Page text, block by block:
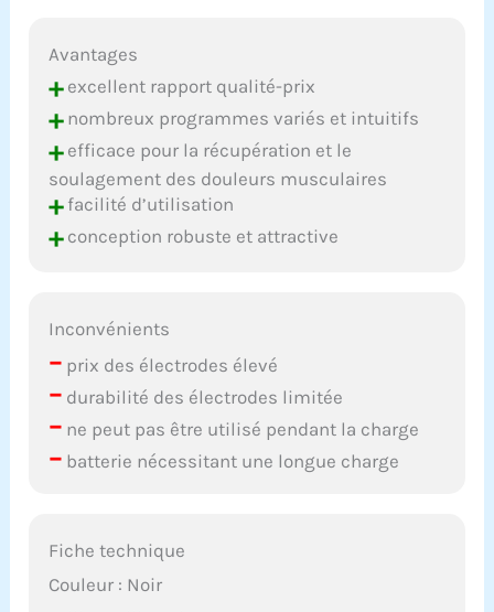
Avantages
+excellent rapport qualité-prix
+nombreux programmes variés et intuitifs
+efficace pour la récupération et le
soulagement des douleurs musculaires
+facilité d’utilisation
+conception robuste et attractive
Inconvénients
– prix des électrodes élevé
– durabilité des électrodes limitée
– ne peut pas être utilisé pendant la charge
– batterie nécessitant une longue charge
Fiche technique
Couleur : Noir